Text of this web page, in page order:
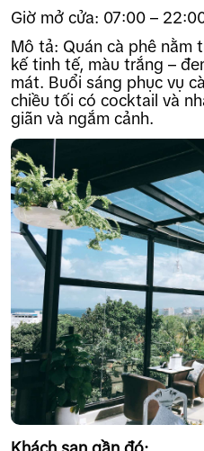
Giờ mở cửa: 07:00 –
Mô tả: Quán cà phê
kế tinh tế, màu trắng –
mát. Buổi sáng phục vụ
chiều tối có cocktail và
giãn và ngắm cảnh.